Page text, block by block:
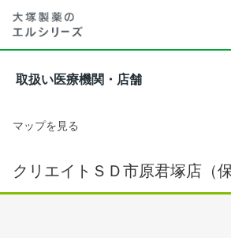
取扱い医療機関・店舗
マップを見る
クリエイトＳＤ市原君塚店（